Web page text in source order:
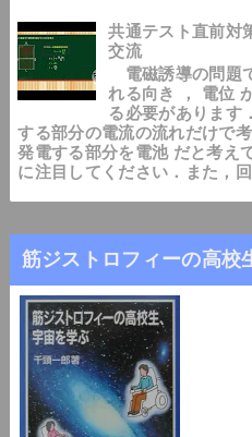
共通テスト直前対
交流
電磁誘導の問題
れる向き ， 電位
る必要があります
する部分の電流の流れだけで
発電する部分を電池 だと考え
に注目してください．また，
筋ジストロフィーの高校